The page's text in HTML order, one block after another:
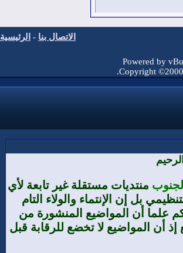
الاتصال بنا - الرئيسية
Powered by
Copyright
منتديات مستقلة غير تابعة لأي
بل إن الإنتماء والولاء التام
علما أن المواضيع المنشورة من
أن المواضيع لا تخضع للرقابة قبل